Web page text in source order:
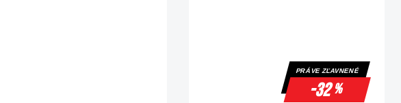
PRÁVE ZĽAVNENÉ
-32%